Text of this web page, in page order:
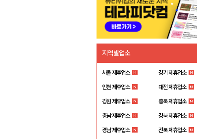
지역별업소
서울 제휴업소 경기 제휴업소
인천 제휴업소 대전 제휴업소
강원 제휴업소 충북 제휴업소
충남 제휴업소 경북 제휴업소
경남 제휴업소 전북 제휴업소